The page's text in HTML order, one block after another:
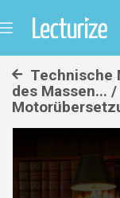
Technische
des Massen...